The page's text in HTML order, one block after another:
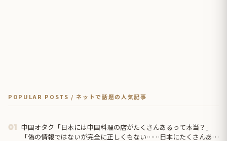
POPULAR POSTS / ネットで話題の人気記事
01 中国オタク「日本には中国料理の店がたくさんあるって本当？」
「偽の情報ではないが完全に正しくもない……日本にたくさんある